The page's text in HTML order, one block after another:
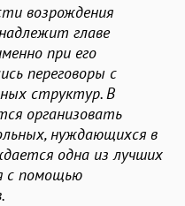
возрождения
главе
при его
переговоры с
структур. В
организовать
нуждающихся в
одна из лучших
с помощью